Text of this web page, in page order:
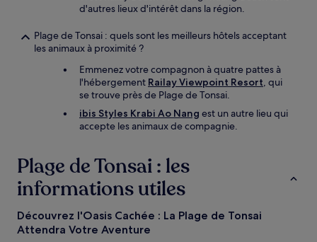
d'autres lieux d'intérêt dans la région.
Plage de Tonsai : quels sont les meilleurs hôtels acceptant
les animaux à proximité ?
Emmenez votre compagnon à quatre pattes à
l'hébergement Railay Viewpoint Resort, qui
se trouve près de Plage de Tonsai.
ibis Styles Krabi Ao Nang est un autre lieu qui
accepte les animaux de compagnie.
Plage de Tonsai : les
informations utiles
Découvrez l'Oasis Cachée : La Plage de Tonsai
Attendra Votre Aventure